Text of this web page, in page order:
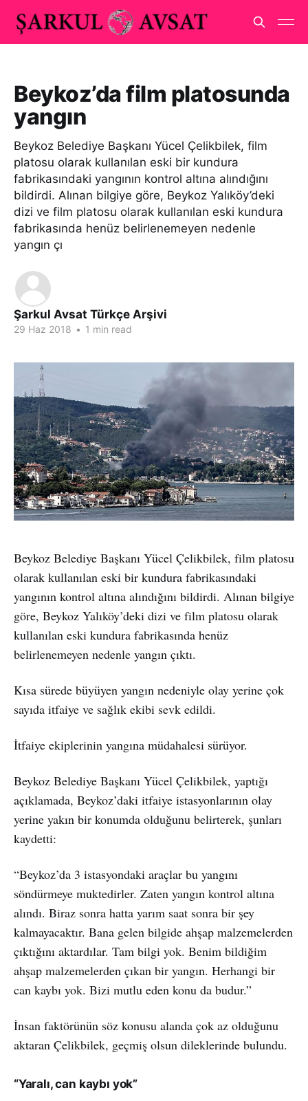
Beykoz’da film platosunda
yangın
Beykoz Belediye Başkanı Yücel Çelikbilek, film
platosu olarak kullanılan eski bir kundura
fabrikasındaki yangının kontrol altına alındığını
bildirdi. Alınan bilgiye göre, Beykoz Yalıköy’deki
dizi ve film platosu olarak kullanılan eski kundura
fabrikasında henüz belirlenemeyen nedenle
yangın çı
Şarkul Avsat Türkçe Arşivi
29 Haz 2018 • 1 min read
Beykoz Belediye Başkanı Yücel Çelikbilek, film platosu
olarak kullanılan eski bir kundura fabrikasındaki
yangının kontrol altına alındığını bildirdi. Alınan bilgiye
göre, Beykoz Yalıköy’deki dizi ve film platosu olarak
kullanılan eski kundura fabrikasında henüz
belirlenemeyen nedenle yangın çıktı.
Kısa sürede büyüyen yangın nedeniyle olay yerine çok
sayıda itfaiye ve sağlık ekibi sevk edildi.
İtfaiye ekiplerinin yangına müdahalesi sürüyor.
Beykoz Belediye Başkanı Yücel Çelikbilek, yaptığı
açıklamada, Beykoz’daki itfaiye istasyonlarının olay
yerine yakın bir konumda olduğunu belirterek, şunları
kaydetti:
“Beykoz’da 3 istasyondaki araçlar bu yangını
söndürmeye muktedirler. Zaten yangın kontrol altına
alındı. Biraz sonra hatta yarım saat sonra bir şey
kalmayacaktır. Bana gelen bilgide ahşap malzemelerden
çıktığını aktardılar. Tam bilgi yok. Benim bildiğim
ahşap malzemelerden çıkan bir yangın. Herhangi bir
can kaybı yok. Bizi mutlu eden konu da budur.”
İnsan faktörünün söz konusu alanda çok az olduğunu
aktaran Çelikbilek, geçmiş olsun dileklerinde bulundu.
“Yaralı, can kaybı yok”